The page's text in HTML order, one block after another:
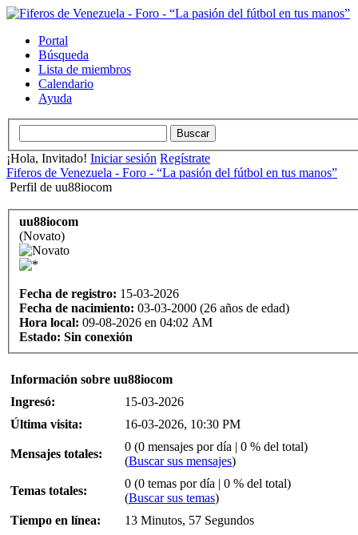
Portal
Búsqueda
Lista de miembros
Calendario
Ayuda
¡Hola, Invitado! Iniciar sesión Regístrate
Fiferos de Venezuela - Foro - “La pasión del fútbol en tus manos”
Perfil de uu88iocom
uu88iocom
(Novato)
Fecha de registro: 15-03-2026
Fecha de nacimiento: 03-03-2000 (26 años de edad)
Hora local: 09-08-2026 en 04:02 AM
Estado: Sin conexión
Información sobre uu88iocom
Ingresó:
15-03-2026
Última visita:
16-03-2026, 10:30 PM
Mensajes totales:
0 (0 mensajes por día | 0 % del total)
(Buscar sus mensajes)
Temas totales:
0 (0 temas por día | 0 % del total)
(Buscar sus temas)
Tiempo en línea:
13 Minutos, 57 Segundos